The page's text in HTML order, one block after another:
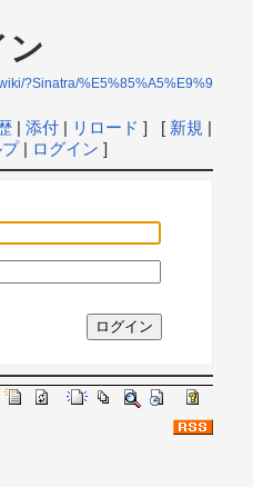
ン
?Sinatra/%E5%85%A5%E9%9
| 添付| リロード ] [ 新規 |
| ログイン ]